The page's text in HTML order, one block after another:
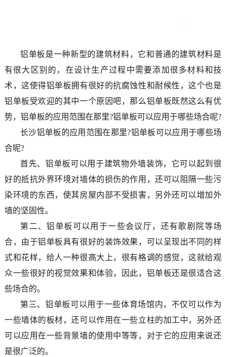
铝单板是一种新型的建筑材料，它和普通的建筑材料是
有很大区别的，在设计生产过程中需要添加很多材料和技
术，这使得铝单板拥有很好的抗腐蚀性和耐候性，这个也是
铝单板受欢迎的其中一个原因吧，那么铝单板既然这么有优
势，铝单板的应用范围在那里?铝单板可以应用于哪些场合呢?
长沙铝单板的应用范围在那里?铝单板可以应用于哪些场
合呢?
首先、铝单板可以用于建筑物外墙装饰，它可以起到很
好的抵抗外界环境对墙体的损伤的作用，还可以阻隔一些污
染环境的东西，使其房屋内部不受损害，另外还可以增加外
墙的坚固性。
第二、铝单板可以用于一些会议厅，还有歌剧院等场
合，由于铝单板具有很好的装饰效果，可以呈现出不同的样
式和花样，给人一种很高大上，很有格调的感觉，这就给观
众一些很好的视觉效果和体验，因此，铝单板还是很适合这
些场合的。
第三、铝单板可以用于一些体育场馆内，不仅可以作为
一些墙体的板材，还可以作用在一些立柱的加工中，另外还
可以应用在一些背景墙的使用中等等，对于它的应用来说还
是很广泛的。